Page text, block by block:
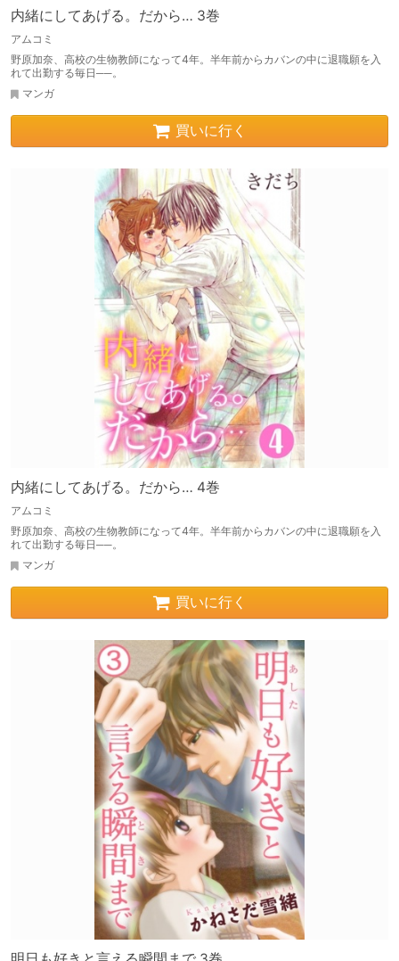
内緒にしてあげる。だから… 3巻
アムコミ
野原加奈、高校の生物教師になって4年。半年前からカバンの中に退職願を入
れて出勤する毎日──。
マンガ
買いに行く
内緒にしてあげる。だから… 4巻
アムコミ
野原加奈、高校の生物教師になって4年。半年前からカバンの中に退職願を入
れて出勤する毎日──。
マンガ
買いに行く